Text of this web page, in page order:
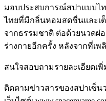
เว็บไซต์:
เฟสบุ๊ค: Centara Grand &
อินสตาแกรม:
ทวิตเตอร์: Centara Grand at
TAGS
Sawasdee Spa Ritual
ขจัดสารพิษ
ขัดผิวด้วยสมุนไพรไท